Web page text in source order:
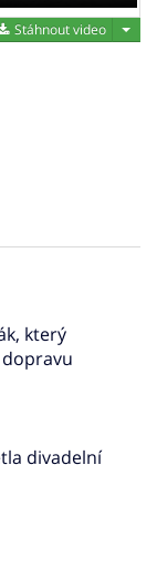
Stáhnout video
který
divadelní